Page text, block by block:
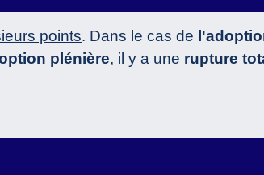
points. Dans le cas de
plénière, il y a une rupture